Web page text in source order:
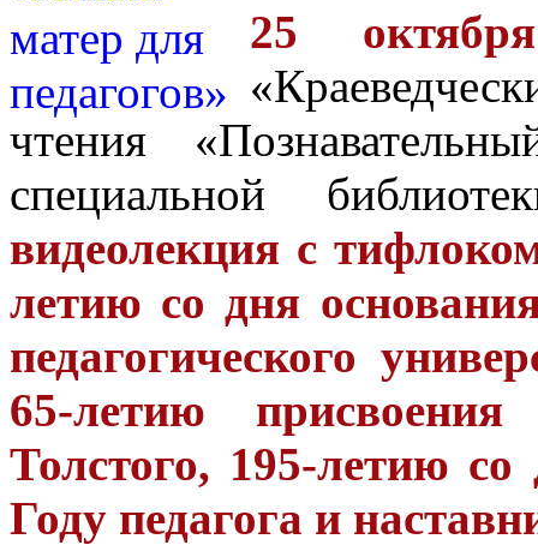
25
чтения
специальной
видеолекция с
летию со дня
педагогического
65-летию
Толстого, 195-летию
Году педагога и